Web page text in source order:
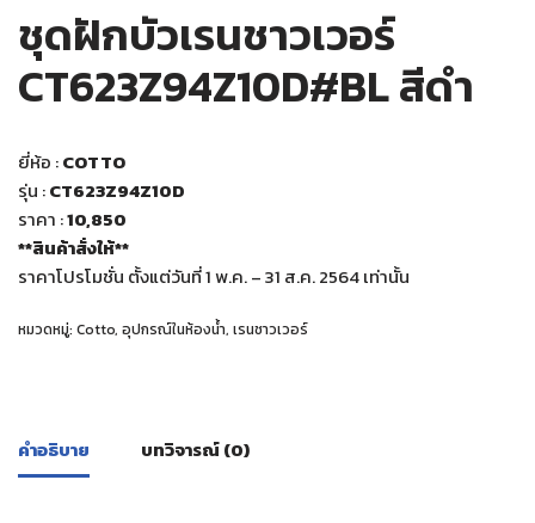
ชุดฝักบัวเรนชาวเวอร์
CT623Z94Z10D#BL สีดำ
ยี่ห้อ :COTTO
รุ่น :CT623Z94Z10D
ราคา :10,850
**สินค้าสั่งให้**
ราคาโปรโมชั่น ตั้งแต่วันที่ 1 พ.ค. – 31 ส.ค. 2564 เท่านั้น
หมวดหมู่: Cotto, อุปกรณ์ในห้องน้ำ, เรนชาวเวอร์
คำอธิบาย บทวิจารณ์ (0)